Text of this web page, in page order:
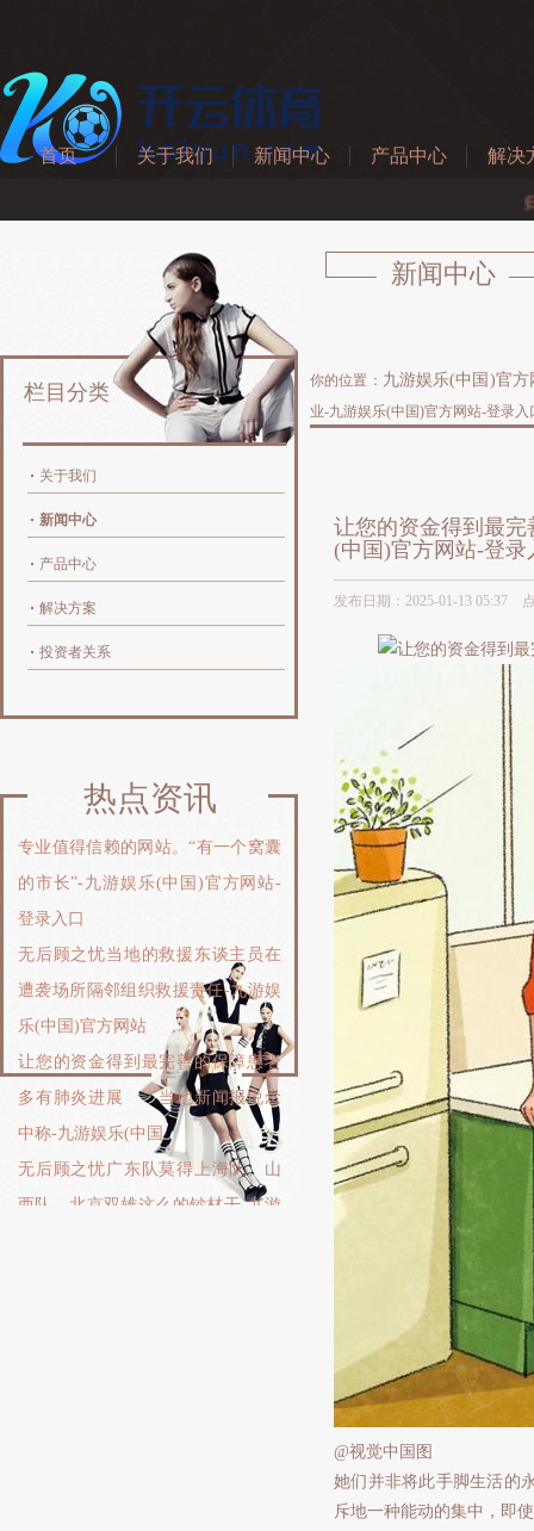
首页 关于我们 新闻中心 产品中心 解决
无后顾之忧四川仁寿警方通报“女孩独自出门未归”：已发现
栏目分类
关于我们
新闻中心
产品中心
解决方案
投资者关系
热点资讯
专业值得信赖的网站。“有一个窝囊
的市长”-九游娱乐(中国)官方网站-
登录入口
无后顾之忧当地的救援东谈主员在
遭袭场所隔邻组织救援责任-九游娱
乐(中国)官方网站
让您的资金得到最完善的保障患者
多有肺炎进展 当地新闻报说念
中称-九游娱乐(中国
无后顾之忧广东队莫得上海队、山
西队、北京双雄这么的钞材干-九游
新闻中心
你的位置： 九游娱乐(中国)官
业-九游娱乐(中国)官方网站-登录入
让您的资金得到最
(中国)官方网站-登录
发布日期：2025-01-13 05:37
@视觉中国图
她们并非将此手脚生活的
斥地一种能动的集中，即